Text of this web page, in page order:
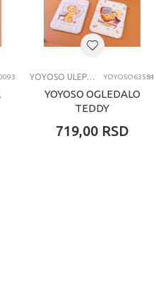
YOYOSO ULEPŠAVANJE YOYOSO63584
YOYOSO OGLEDALO
TEDDY
719,00 RSD